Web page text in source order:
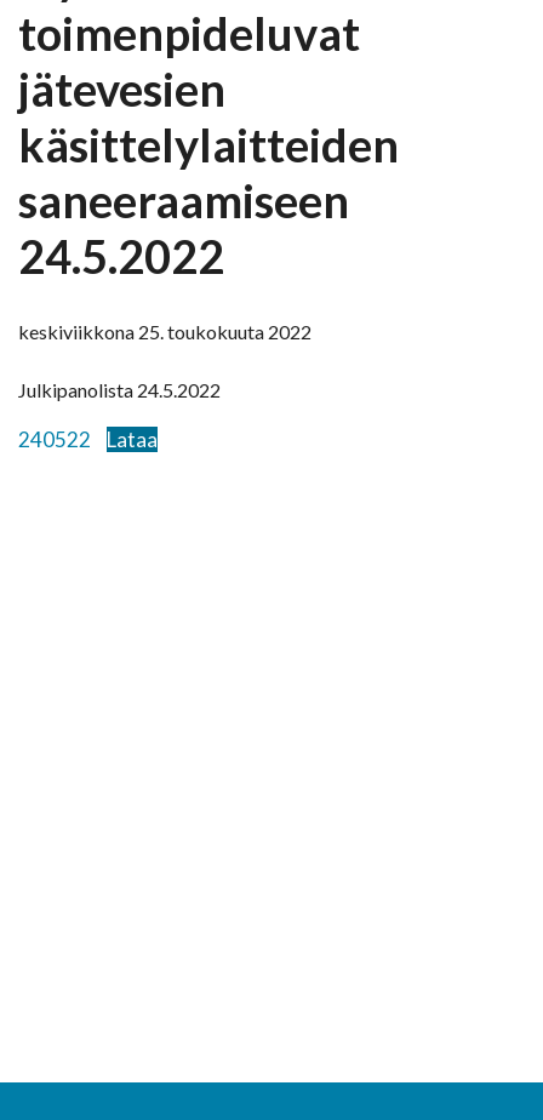
toimenpideluvat
jätevesien
käsittelylaitteiden
saneeraamiseen
24.5.2022
keskiviikkona 25. toukokuuta 2022
Julkipanolista 24.5.2022
240522 Lataa